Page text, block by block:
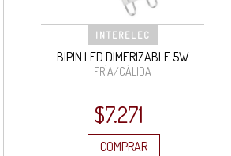
INTERELEC
BIPIN LED DIMERIZABLE 5W
FRÍA/CÁLIDA
$7.271
COMPRAR